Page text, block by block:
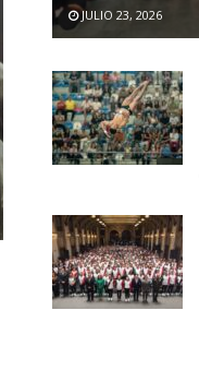
JULIO 23, 2026